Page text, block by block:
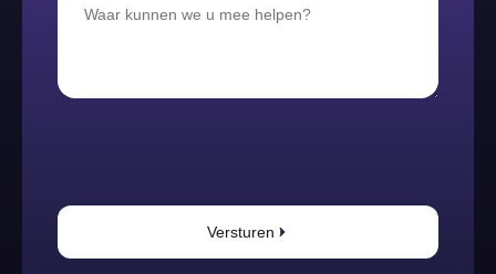
Versturen